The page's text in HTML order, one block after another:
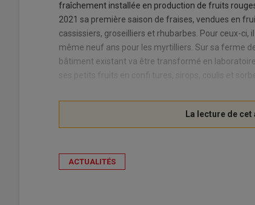
fraîchement installée en production de fruits
2021 sa première saison de fraises, vendues en
cassissiers, groseilliers et rhubarbes. Pour ceux-
même neuf ans pour les myrtilliers. Sur sa ferme
bâtiment existant va être transformé en
ACTUALITÉS